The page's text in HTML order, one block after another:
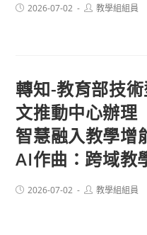
Post2026-07-02
Post教學組組員
轉知-教育部技
文推動中心辦理
智慧融入教學增
AI作曲：跨域教
Post2026-07-02
Post教學組組員